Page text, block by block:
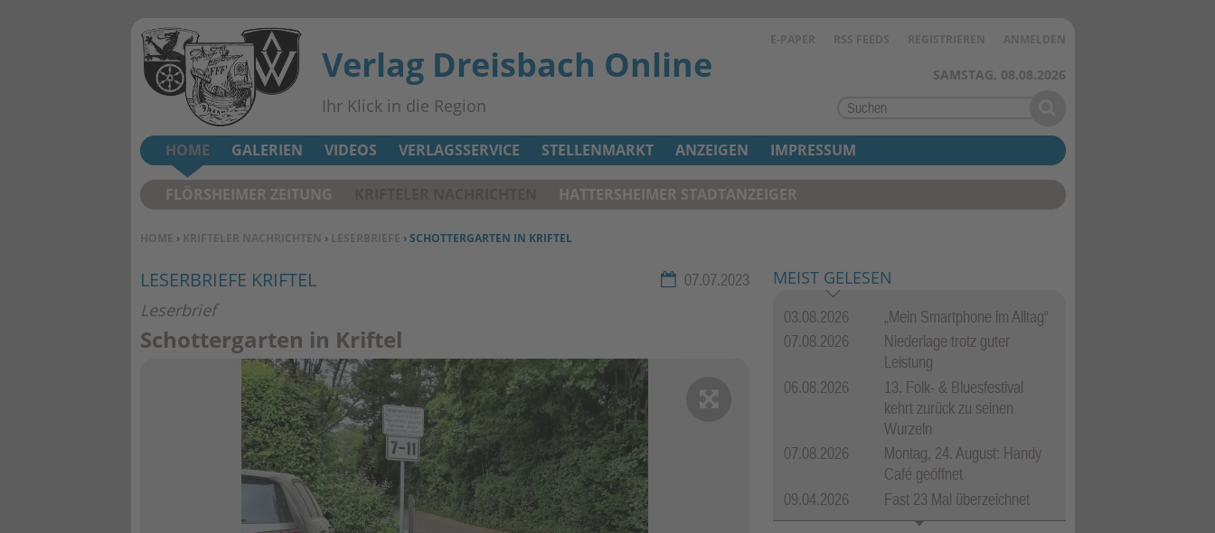
E-PAPER RSS FEEDS REGISTRIEREN ANMELDEN
Verlag Dreisbach Online
Ihr Klick in die Region
SAMSTAG, 08.08.2026
SIE BEFINDEN SICH HIER:
HOME › KRIFTELER NACHRICHTEN › LESERBRIEFE › SCHOTTERGARTEN IN KRIFTEL
Rubrik:
LESERBRIEFE KRIFTEL 07.07.2023
Leserbrief
Schottergarten in Kriftel
MEIST GELESEN
03.08.2026
„Mein Smartphone im Alltag“
07.08.2026
Niederlage trotz guter
Leistung
06.08.2026
13. Folk- & Bluesfestival
kehrt zurück zu seinen
Wurzeln
07.08.2026
Montag, 24. August: Handy
Café geöffnet
09.04.2026
Fast 23 Mal überzeichnet
HOME
FLÖRSHEIMER ZEITUNG HATTERSHEIMER STADTANZEIGER
GALERIEN VIDEOS VERLAGSSERVICE STELLENMARKT ANZEIGEN IMPRESSUM